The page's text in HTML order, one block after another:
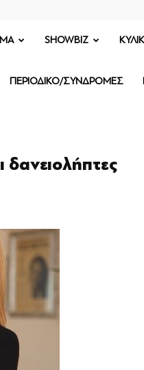
SHOWBIZ
ΠΕΡΙΟΔΙΚΟ/ΣΥΝΔΡΟΜΕΣ
δανειολήπτες